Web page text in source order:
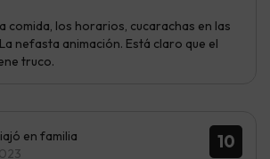
comida, los horarios, cucarachas en las
nefasta animación. Está claro que el
truco.
10
en familia